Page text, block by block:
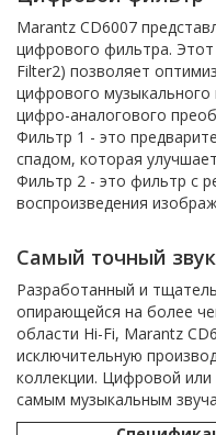
Marantz CD6007
цифрового фильтра.
Filter2) позволяет
цифрового
цифро-аналогового
Фильтр 1 - это
спадом, которая
Фильтр 2 - это фильтр с
воспроизведения
Самый точный звук
Разработанный и
опирающейся на более
области Hi-Fi, Marantz
исключительную
коллекции. Цифровой
самым музыкальным